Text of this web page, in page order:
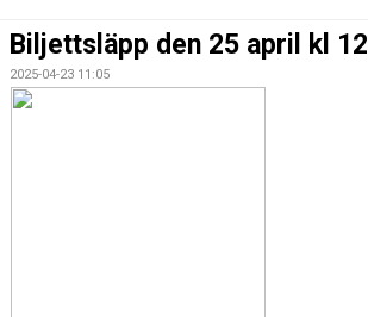
KONTAKT
Biljettsläpp den 25 april kl
2025-04-23 11:05